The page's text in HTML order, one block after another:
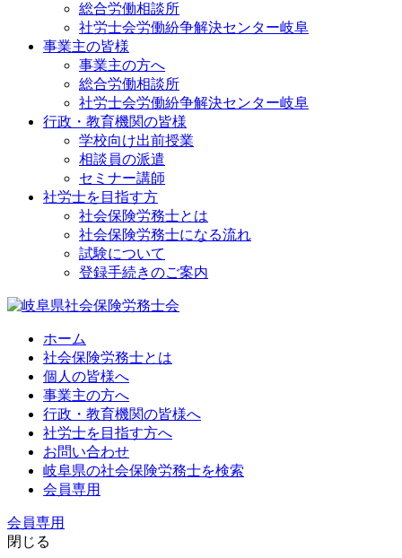
総合労働相談所
社労士会労働紛争解決センター岐阜
事業主の皆様
事業主の方へ
総合労働相談所
社労士会労働紛争解決センター岐阜
行政・教育機関の皆様
学校向け出前授業
相談員の派遣
セミナー講師
社労士を目指す方
社会保険労務士とは
社会保険労務士になる流れ
試験について
登録手続きのご案内
ホーム
社会保険労務士とは
個人の皆様へ
事業主の方へ
行政・教育機関の皆様へ
社労士を目指す方へ
お問い合わせ
岐阜県の社会保険労務士を検索
会員専用
会員専用
閉じる